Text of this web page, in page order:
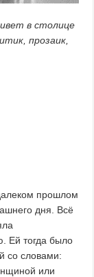
в столице
прозаик,
прошлом
дня. Всё
Ей тогда было
со словами:
или